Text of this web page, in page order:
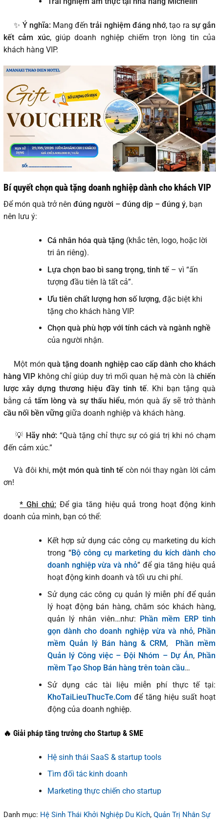
✨ Ý nghĩa: Mang đếntrải nghiệm đáng nhớ, tạo ra sự gắn
kết cảm xúc, giúp doanh nghiệp chiếm trọn lòng tin của
khách hàng VIP.
Bí quyết chọn quà tặng doanh nghiệp dành cho khách VIP
Để món quà trở nên đúng người – đúng dịp – đúng ý, bạn
nên lưu ý:
Cá nhân hóa quà tặng (khắc tên, logo, hoặc lời
tri ân riêng).
Lựa chọn bao bì sang trọng, tinh tế– vì “ấn
tượng đầu tiên là tất cả”.
Ưu tiên chất lượng hơn số lượng, đặc biệt khi
tặng cho khách hàng VIP.
Chọn quà phù hợp với tính cách và ngành nghề
của người nhận.
Một món quà tặng doanh nghiệp cao cấp dành cho khách
hàng VIP không chỉ giúp duy trì mối quan hệ mà còn làchiến
lược xây dựng thương hiệu đầy tinh tế. Khi bạn tặng quà
bằng cả tấm lòng và sự thấu hiểu, món quà ấy sẽ trở thành
cầu nối bền vững giữa doanh nghiệp và khách hàng.
💡 Hãy nhớ: “Quà tặng chỉ thực sự có giá trị khi nó chạm
đến cảm xúc.”
Và đôi khi, một món quà tinh tếcòn nói thay ngàn lời cảm
ơn!
* Ghi chú: Để gia tăng hiệu quả trong hoạt động kinh
doanh của mình, bạn có thể:
Kết hợp sử dụng các công cụ marketing du kích
trong “Bộ công cụ marketing du kích dành cho
doanh nghiệp vừa và nhỏ” để gia tăng hiệu quả
hoạt động kinh doanh và tối ưu chi phí.
Sử dụng các công cụ quản lý miễn phí để quản
lý hoạt động bán hàng, chăm sóc khách hàng,
quản lý nhân viên…như: Phần mềm ERP tinh
gọn dành cho doanh nghiệp vừa và nhỏ, Phần
mềm Quản lý Bán hàng & CRM, Phần mềm
Quản lý Công việc – Đội Nhóm – Dự Án, Phần
mềm Tạo Shop Bán hàng trên toàn cầu…
Sử dụng các tài liệu miễn phí thực tế tại:
KhoTaiLieuThucTe.Com để tăng hiệu suất hoạt
động của doanh nghiệp.
🔥 Giải pháp tăng trưởng cho Startup & SME
Hệ sinh thái SaaS & startup tools
Tìm đối tác kinh doanh
Marketing thực chiến cho startup
Danh mục: Hệ Sinh Thái Khởi Nghiệp Du Kích, Quản Trị Nhân Sự